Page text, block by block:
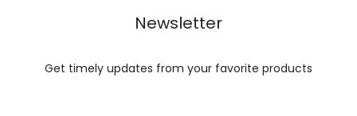
Newsletter
Get timely updates from your favorite products